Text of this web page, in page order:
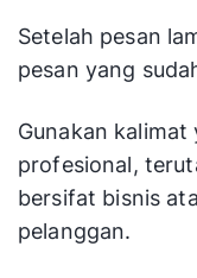
Setelah pesan
pesan yang
Gunakan kalimat
profesional,
bersifat bisnis
pelanggan.